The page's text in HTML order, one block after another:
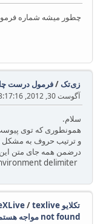
چطور میشه شماره
زی‌تک/فرمول درست
آگوست 30, 2012, 03:17:16 بعد از ظهر
سلام.
همونطوری که توی
و ترتیب حروف به مشکل
درضمن همه جای متن
تکلایو TeXLive /
not found مواجه هستم